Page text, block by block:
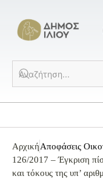
ΑρχικήΑποφάσεις
126/2017 – Έγκριση
και τόκους της υπ’